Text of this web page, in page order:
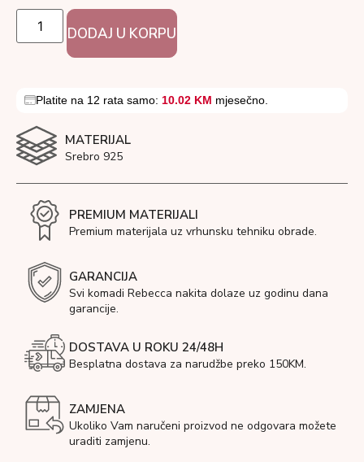
DODAJ U KORPU
Platite na 12 rata samo: 10.02 KM mjesečno.
MATERIJAL
Srebro 925
PREMIUM MATERIJALI
Premium materijala uz vrhunsku tehniku obrade.
GARANCIJA
Svi komadi Rebecca nakita dolaze uz godinu dana
garancije.
DOSTAVA U ROKU 24/48H
Besplatna dostava za narudžbe preko 150KM.
ZAMJENA
Ukoliko Vam naručeni proizvod ne odgovara možete
uraditi zamjenu.